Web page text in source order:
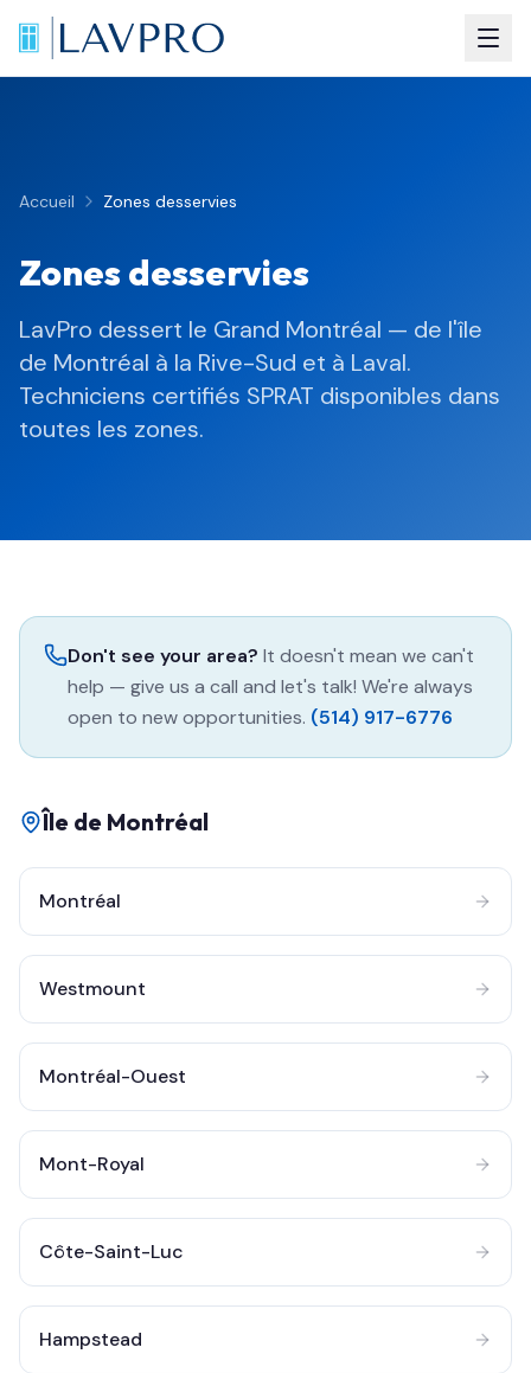
Accueil Zones desservies
Zones desservies
LavPro dessert le Grand Montréal — de l'île
de Montréal à la Rive-Sud et à Laval.
Techniciens certifiés SPRAT disponibles dans
toutes les zones.
Don't see your area? It doesn't mean we can't
help — give us a call and let's talk! We're always
open to new opportunities. (514) 917-6776
Île de Montréal
Montréal
Westmount
Montréal-Ouest
Mont-Royal
Côte-Saint-Luc
Hampstead